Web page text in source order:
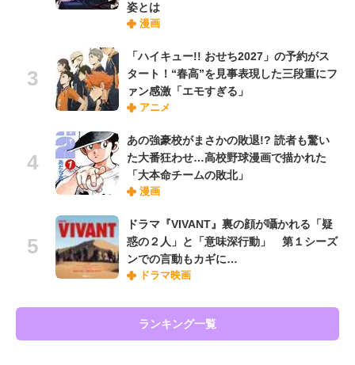
姿とは
漫画
「ハイキュー!! おせち2027」の予約がス
タート！“春高”を見事表現した三段重にフ
ァン感激「エモすぎる」
アニメ
あの強豪校がまさかの敗退!? 読者も驚い
た大番狂わせ…高校野球漫画で描かれた
「大本命チームの敗北」
漫画
ドラマ『VIVANT』裏の顔が囁かれる「疑
惑の２人」と「意味深行動」 第１シーズ
ンでの言動もカギに…
ドラマ映画
ランキング一覧